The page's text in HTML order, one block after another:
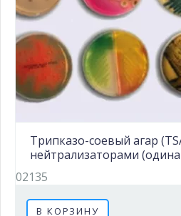
Трипказо-соевый агар
нейтрализаторами
02135
В КОРЗИНУ